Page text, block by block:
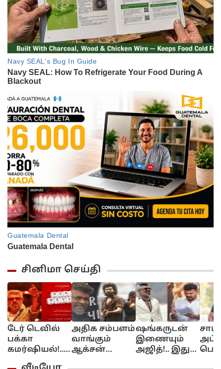
சினிமா செய்தி
டேர் டெவில்
பக்கா
கமர்ஷியல்!..
அஜித் சார்
அதிக சம்பளம்
வாங்கும்
ஆக்சன்
ஷங்கருடன்
இணையும்
அஜித்!.. இது